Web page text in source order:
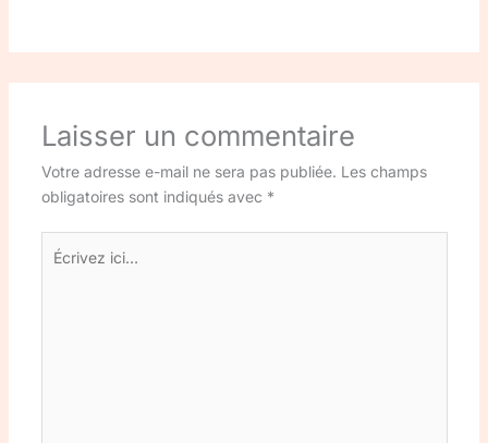
Laisser un commentaire
Votre adresse e-mail ne sera pas publiée. Les champs
obligatoires sont indiqués avec *
ici…